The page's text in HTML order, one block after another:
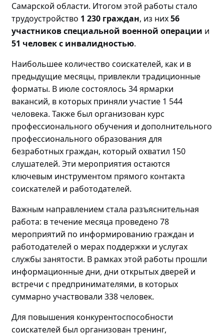
Самарской области. Итогом этой работы стало
трудоустройство 1 230 граждан, из них56
участников специальной военной операции и
51 человек с инвалидностью.
Наибольшее количество соискателей, как и в
предыдущие месяцы, привлекли традиционные
форматы. В июле состоялось 34 ярмарки
вакансий, в которых приняли участие 1 544
человека. Также был организован курс
профессионального обучения и дополнительного
профессионального образования для
безработных граждан, который охватил 150
слушателей. Эти мероприятия остаются
ключевым инструментом прямого контакта
соискателей и работодателей.
Важным направлением стала разъяснительная
работа: в течение месяца проведено 78
мероприятий по информированию граждан и
работодателей о мерах поддержки и услугах
службы занятости. В рамках этой работы прошли
информационные дни, дни открытых дверей и
встречи с предпринимателями, в которых
суммарно участвовали 338 человек.
Для повышения конкурентоспособности
соискателей был организован тренинг,